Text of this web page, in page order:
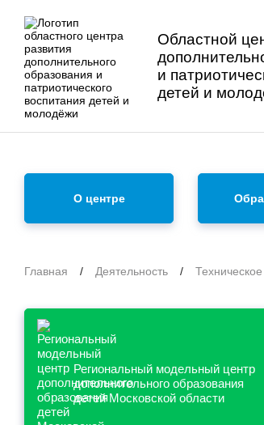
Областной
и
детей и
О центре
Главная / Деятельность / Техническое
Региональный модельный центр
дополнительного образования
детей Московской области